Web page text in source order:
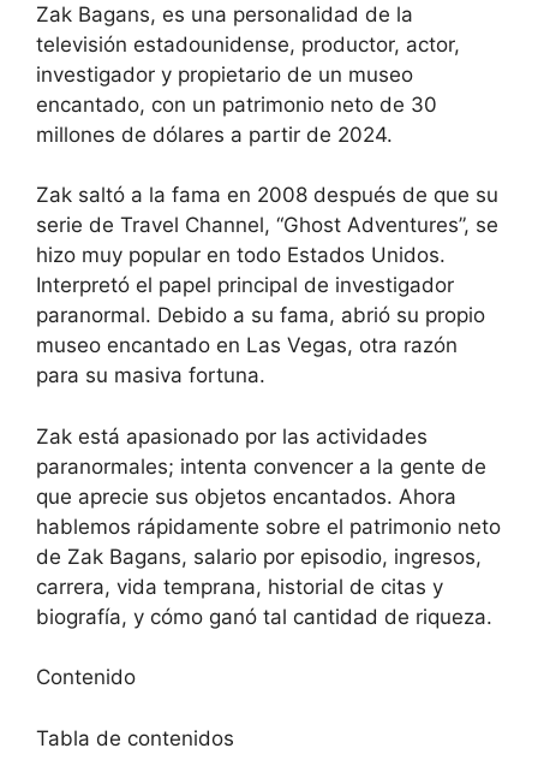
Zak Bagans, es una personalidad de la
televisión estadounidense, productor, actor,
investigador y propietario de un museo
encantado, con un patrimonio neto de 30
millones de dólares a partir de 2024.
Zak saltó a la fama en 2008 después de que su
serie de Travel Channel, “Ghost Adventures”, se
hizo muy popular en todo Estados Unidos.
Interpretó el papel principal de investigador
paranormal. Debido a su fama, abrió su propio
museo encantado en Las Vegas, otra razón
para su masiva fortuna.
Zak está apasionado por las actividades
paranormales; intenta convencer a la gente de
que aprecie sus objetos encantados. Ahora
hablemos rápidamente sobre el patrimonio neto
de Zak Bagans, salario por episodio, ingresos,
carrera, vida temprana, historial de citas y
biografía, y cómo ganó tal cantidad de riqueza.
Contenido
Tabla de contenidos